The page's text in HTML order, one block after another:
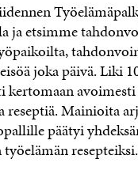
ja etsimme
joka päivä. Liki
kertomaan
reseptiä. Mainioita
päätyi
resepteiksi.